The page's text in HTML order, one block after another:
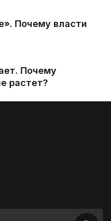
Почему власти
Почему
растет?